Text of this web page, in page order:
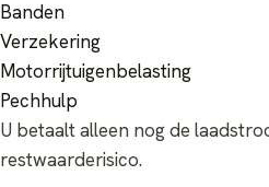
Banden
Verzekering
Motorrijtuigenbelasting
Pechhulp
U betaalt alleen nog de
restwaarderisico.